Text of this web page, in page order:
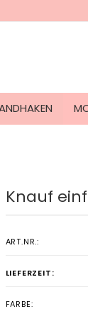
Knauf
ART.NR.:
LIEFERZEIT:
FARBE: